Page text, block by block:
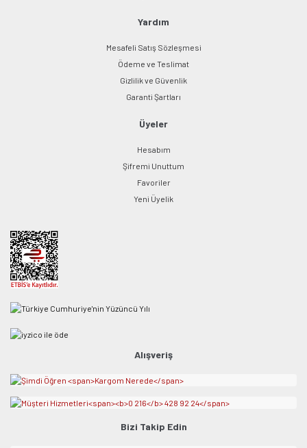
Yardım
Mesafeli Satış Sözleşmesi
Ödeme ve Teslimat
Gizlilik ve Güvenlik
Garanti Şartları
Üyeler
Hesabım
Şifremi Unuttum
Favoriler
Yeni Üyelik
Alışveriş
Bizi Takip Edin